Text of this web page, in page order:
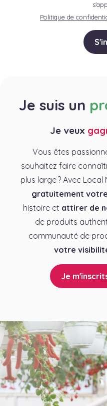
Politique de
Je suis un
Je veux
Vous êtes
souhaitez faire
plus large ? Avec
gratuitement
histoire et attirer de
de produits
communauté de
votre
Je